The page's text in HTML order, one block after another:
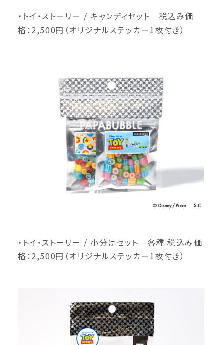
・トイ・ストーリー / キャンディセット 税込み価
格：2,500円（オリジナルステッカー1枚付き）
・トイ・ストーリー / 小分けセット 各種 税込み価
格：2,500円（オリジナルステッカー1枚付き）